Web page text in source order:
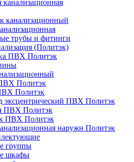
канализационная
канализационный
трубы и фитинги
(Политэк)
ПВХ Политэк
Политэк
Политэк
эксцентрический ПВХ Политэк
ПВХ Политэк
ПВХ Политэк
наружн Политэк
группы
шкафы